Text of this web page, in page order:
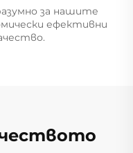
за нашите
ефективни